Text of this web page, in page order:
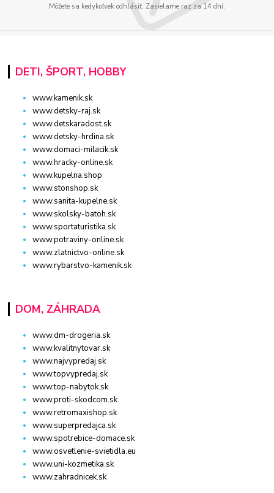
Môžete sa kedykoľvek odhlásiť. Zasielame raz za 14 dní.
DETI, ŠPORT, HOBBY
www.kamenik.sk
www.detsky-raj.sk
www.detskaradost.sk
www.detsky-hrdina.sk
www.domaci-milacik.sk
www.hracky-online.sk
www.kupelna.shop
www.stonshop.sk
www.sanita-kupelne.sk
www.skolsky-batoh.sk
www.sportaturistika.sk
www.potraviny-online.sk
www.zlatnictvo-online.sk
www.rybarstvo-kamenik.sk
DOM, ZÁHRADA
www.dm-drogeria.sk
www.kvalitnytovar.sk
www.najvypredaj.sk
www.topvypredaj.sk
www.top-nabytok.sk
www.proti-skodcom.sk
www.retromaxishop.sk
www.superpredajca.sk
www.spotrebice-domace.sk
www.osvetlenie-svietidla.eu
www.uni-kozmetika.sk
www.zahradnicek.sk